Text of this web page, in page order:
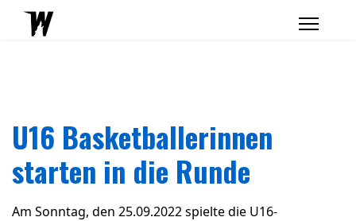
U16 Basketballerinnen
starten in die Runde
Am Sonntag, den 25.09.2022 spielte die U16-